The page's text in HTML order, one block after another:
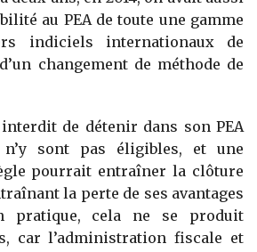
au PEA de toute une gamme
indiciels internationaux de
changement de méthode de
de détenir dans son PEA
sont pas éligibles, et une
pourrait entraîner la clôture
la perte de ses avantages
pratique, cela ne se produit
car l’administration fiscale et